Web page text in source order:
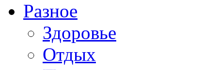
Разное
Здоровье
Отдых